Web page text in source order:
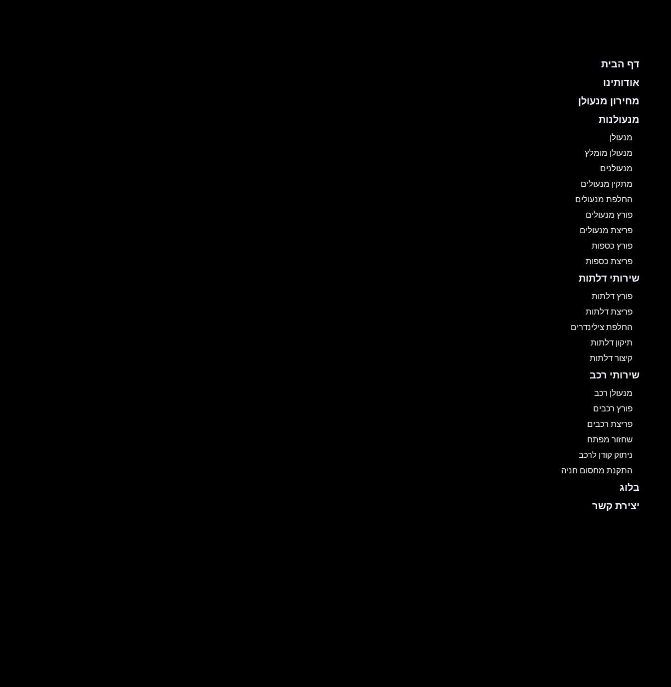
דף הבית
אודותינו
מחירון מנעולן
מנעולנות
מנעולן
מנעולן מומלץ
מנעולנים
מתקין מנעולים
החלפת מנעולים
פורץ מנעולים
פריצת מנעולים
פורץ כספות
פריצת כספות
שירותי דלתות
פורץ דלתות
פריצת דלתות
החלפת צילינדרים
תיקון דלתות
קיצור דלתות
שירותי רכב
מנעולן רכב
פורץ רכבים
פריצת רכבים
שחזור מפתח
ניתוק קודן לרכב
התקנת מחסום חניה
בלוג
יצירת קשר